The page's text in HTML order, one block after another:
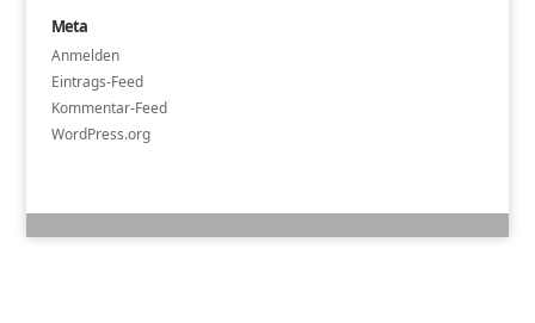
Meta
Anmelden
Eintrags-Feed
Kommentar-Feed
WordPress.org